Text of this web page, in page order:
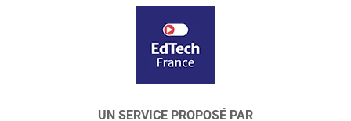
UN SERVICE PROPOSÉ PAR